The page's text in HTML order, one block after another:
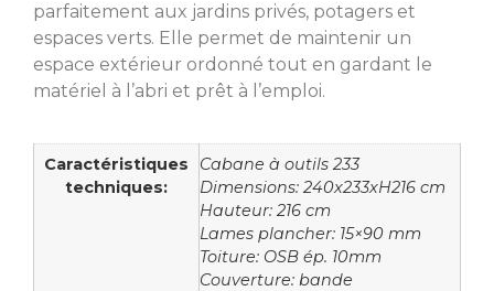
parfaitement aux jardins privés, potagers et
espaces verts. Elle permet de maintenir un
espace extérieur ordonné tout en gardant le
matériel à l’abri et prêt à l’emploi.
Caractéristiques
techniques:
Cabane à outils 233
Dimensions: 240x233xH216 cm
Hauteur: 216 cm
Lames plancher: 15×90 mm
Toiture: OSB ép. 10mm
Couverture: bande